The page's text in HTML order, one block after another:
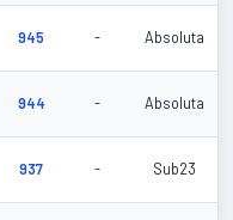
945 - Absoluta
944 - Absoluta
937 - Sub23